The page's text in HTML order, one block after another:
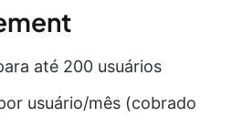
até 200 usuários
usuário/mês (cobrado